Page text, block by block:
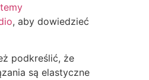
, aby dowiedzieć
podkreślić, że
są elastyczne